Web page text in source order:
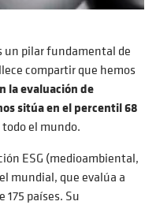
un pilar fundamental de
compartir que hemos
la evaluación de
sitúa en el percentil 68
el mundo.
ESG (medioambiental,
mundial, que evalúa a
175 países. Su